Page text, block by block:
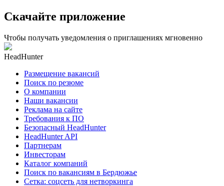
Скачайте приложение
Чтобы получать уведомления о приглашениях мгновенно
HeadHunter
Размещение вакансий
Поиск по резюме
О компании
Наши вакансии
Реклама на сайте
Требования к ПО
Безопасный HeadHunter
HeadHunter API
Партнерам
Инвесторам
Каталог компаний
Поиск по вакансиям в Бердюжье
Сетка: соцсеть для нетворкинга